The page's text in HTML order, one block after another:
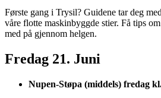
Første gang i Trysil? Guidene tar deg
våre flotte maskinbyggde stier. Få tips
med på gjennom helgen.
Fredag 21. Juni
Nupen-Støpa (middels) fredag